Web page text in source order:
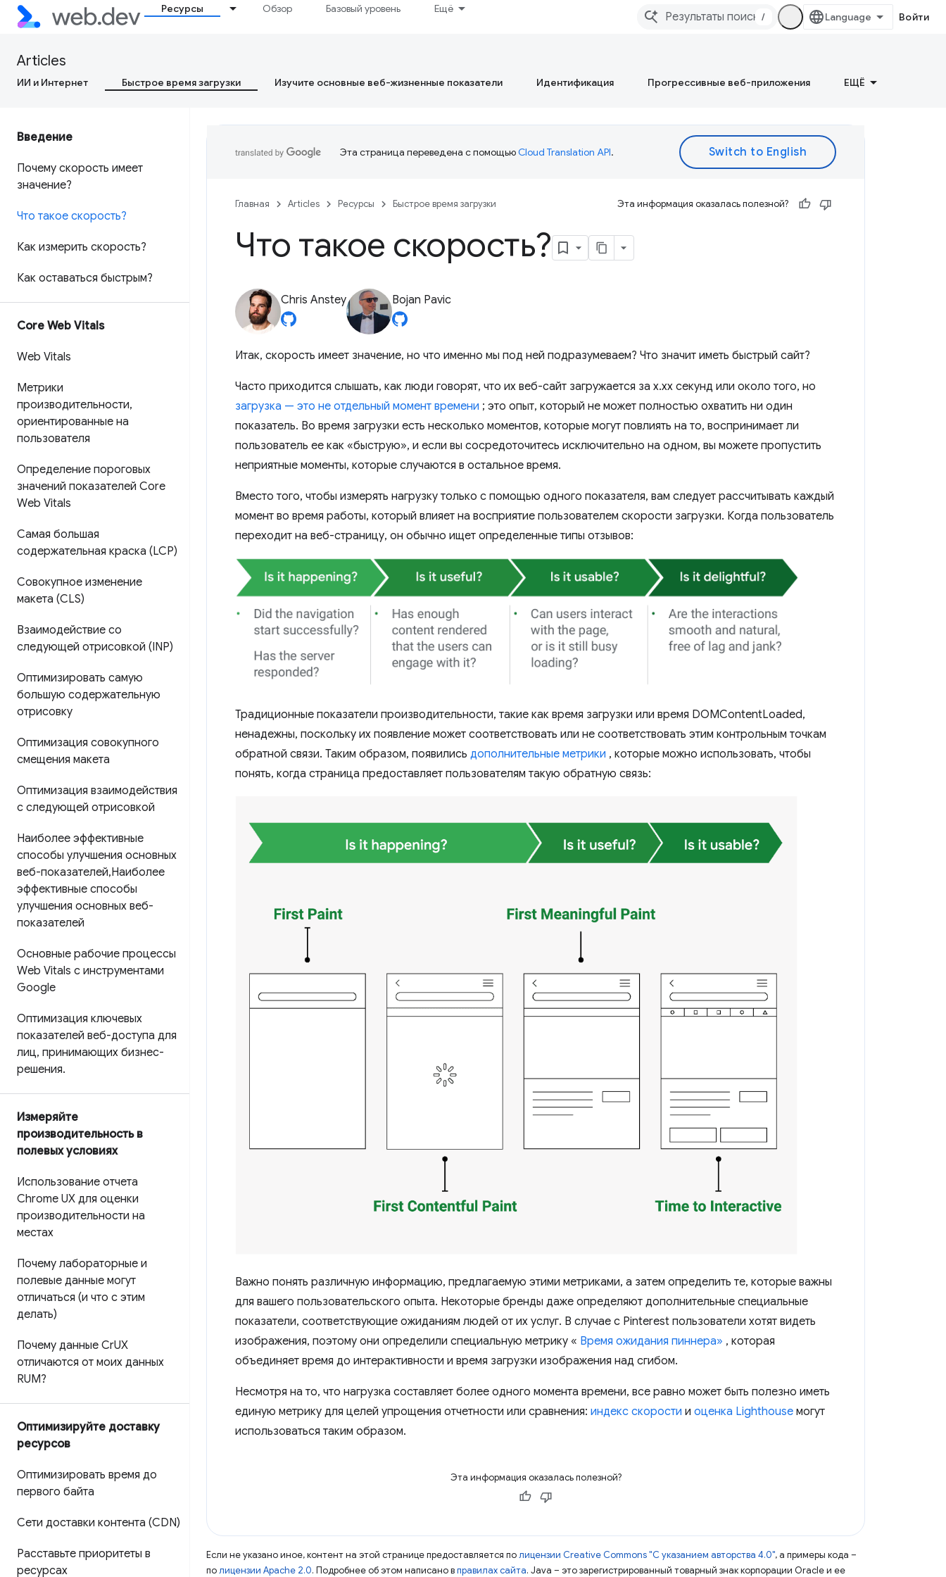
Ресурсы Обзор Базовый уровень Ещё
/ Войти
Articles
ИИ и Интернет Быстрое время загрузки Изучите основные веб-жизненные показатели Идентификация Прогрессивные веб-приложения ЕЩЁ
Введение
Почему скорость имеет
значение?
Что такое скорость?
Как измерить скорость?
Как оставаться быстрым?
Core Web Vitals
Web Vitals
Метрики
производительности,
ориентированные на
пользователя
Определение пороговых
значений показателей Core
Web Vitals
Самая большая
содержательная краска (LCP)
Совокупное изменение
макета (CLS)
Взаимодействие со
следующей отрисовкой (INP)
Оптимизировать самую
большую содержательную
отрисовку
Оптимизация совокупного
смещения макета
Оптимизация взаимодействия
с следующей отрисовкой
Наиболее эффективные
способы улучшения основных
веб-показателей,Наиболее
эффективные способы
улучшения основных веб-
показателей
Основные рабочие процессы
Web Vitals с инструментами
Google
Оптимизация ключевых
показателей веб-доступа для
лиц, принимающих бизнес-
решения.
Измеряйте
производительность в
полевых условиях
Использование отчета
Chrome UX для оценки
производительности на
местах
Почему лабораторные и
полевые данные могут
отличаться (и что с этим
делать)
Почему данные CrUX
отличаются от моих данных
RUM?
Оптимизируйте доставку
ресурсов
Оптимизировать время до
первого байта
Сети доставки контента (CDN)
Расставьте приоритеты в
ресурсах
Эта страница переведена с помощьюCloud Translation API.
Главная Articles Ресурсы Быстрое время загрузки Эта информация оказалась полезной?
Что такое скорость?
Chris Anstey Bojan Pavic
Итак, скорость имеет значение, но что именно мы под ней подразумеваем? Что значит иметь быстрый сайт?
Часто приходится слышать, как люди говорят, что их веб-сайт загружается за x.xx секунд или около того, но
загрузка — это не отдельный момент времени ; это опыт, который не может полностью охватить ни один
показатель. Во время загрузки есть несколько моментов, которые могут повлиять на то, воспринимает ли
пользователь ее как «быструю», и если вы сосредоточитесь исключительно на одном, вы можете пропустить
неприятные моменты, которые случаются в остальное время.
Вместо того, чтобы измерять нагрузку только с помощью одного показателя, вам следует рассчитывать каждый
момент во время работы, который влияет на восприятие пользователем скорости загрузки. Когда пользователь
переходит на веб-страницу, он обычно ищет определенные типы отзывов:
Традиционные показатели производительности, такие как время загрузки или время DOMContentLoaded,
ненадежны, поскольку их появление может соответствовать или не соответствовать этим контрольным точкам
обратной связи. Таким образом, появились дополнительные метрики , которые можно использовать, чтобы
понять, когда страница предоставляет пользователям такую ​​обратную связь:
Важно понять различную информацию, предлагаемую этими метриками, а затем определить те, которые важны
для вашего пользовательского опыта. Некоторые бренды даже определяют дополнительные специальные
показатели, соответствующие ожиданиям людей от их услуг. В случае с Pinterest пользователи хотят видеть
изображения, поэтому они определили специальную метрику « Время ожидания пиннера» , которая
объединяет время до интерактивности и время загрузки изображения над сгибом.
Несмотря на то, что нагрузка составляет более одного момента времени, все равно может быть полезно иметь
единую метрику для целей упрощения отчетности или сравнения: индекс скорости и оценка Lighthouse могут
использоваться таким образом.
Эта информация оказалась полезной?
Если не указано иное, контент на этой странице предоставляется полицензии Creative Commons "С указанием авторства 4.0", а примеры кода –
полицензии Apache 2.0. Подробнее об этом написано вправилах сайта. Java – это зарегистрированный товарный знак корпорации Oracle и ее